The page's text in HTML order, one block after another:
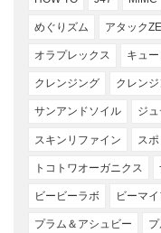
めぐりズム アタック
オラプレックス キュ
クレンジング クレン
サンアンドソイル ジ
スキンリファイン ス
トコトワオーガニクス
ビービーラボ ビーマ
プラム＆アシュビー